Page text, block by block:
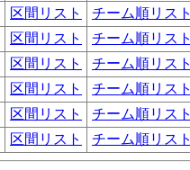
区間リスト チーム順リスト
区間リスト チーム順リスト
区間リスト チーム順リスト
区間リスト チーム順リスト
区間リスト チーム順リスト
区間リスト チーム順リスト